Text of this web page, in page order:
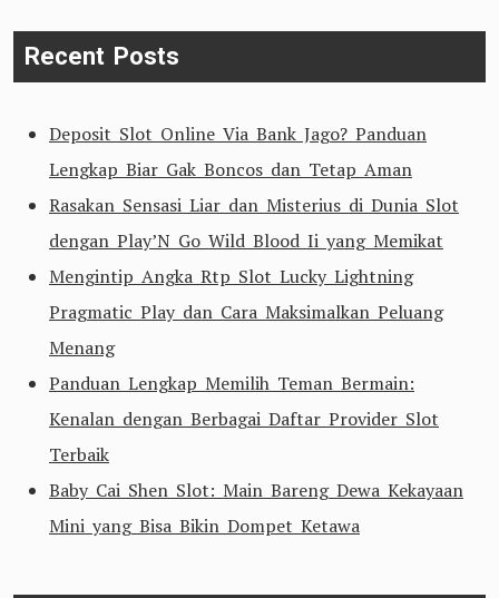
Recent Posts
Deposit Slot Online Via Bank Jago? Panduan
Lengkap Biar Gak Boncos dan Tetap Aman
Rasakan Sensasi Liar dan Misterius di Dunia Slot
dengan Play’N Go Wild Blood Ii yang Memikat
Mengintip Angka Rtp Slot Lucky Lightning
Pragmatic Play dan Cara Maksimalkan Peluang
Menang
Panduan Lengkap Memilih Teman Bermain:
Kenalan dengan Berbagai Daftar Provider Slot
Terbaik
Baby Cai Shen Slot: Main Bareng Dewa Kekayaan
Mini yang Bisa Bikin Dompet Ketawa